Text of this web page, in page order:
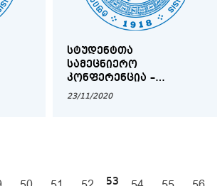
ᲡᲢᲣᲓᲔᲜᲢᲗᲐ
ᲡᲐᲛᲔᲪᲜᲘᲔᲠᲝ
ᲙᲝᲜᲤᲔᲠᲔᲜᲪᲘᲐ –
ᲜᲘᲙᲝᲚᲝᲖ
23/11/2020
53